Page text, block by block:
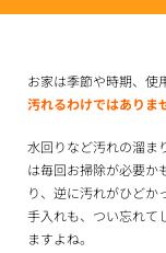
お家は季節や時期、使
汚れるわけではありま
水回りなど汚れの溜ま
は毎回お掃除が必要か
り、逆に汚れがひどか
手入れも、つい忘れて
ますよね。